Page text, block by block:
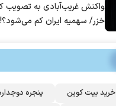
واکنش غریب‌آبادی به تصویب
خزر/ سهمیه ایران کم می‌شود؟!
خرید بیت کوین
پنجره